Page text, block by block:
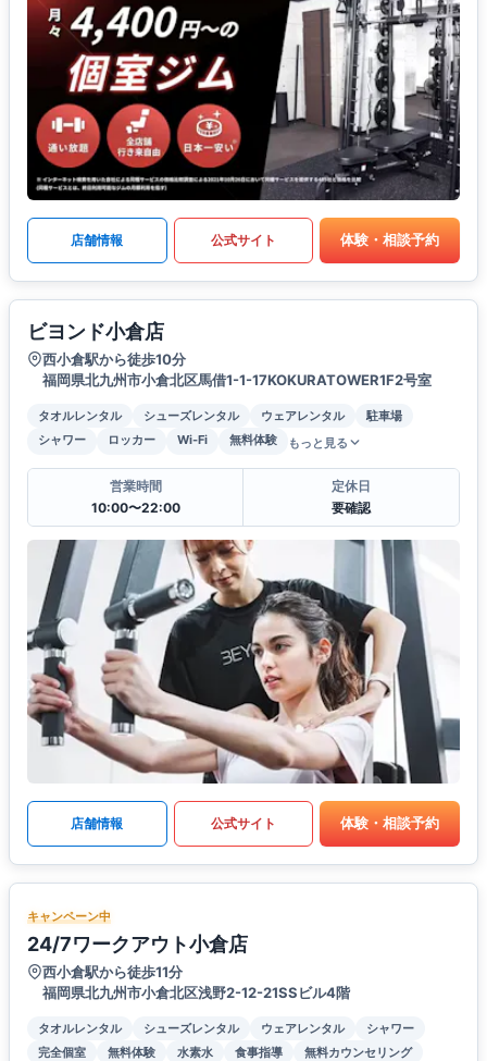
店舗情報 公式サイト 体験・相談予約
ビヨンド小倉店
西小倉駅から徒歩10分
福岡県北九州市小倉北区馬借1-1-17KOKURATOWER1F2号室
タオルレンタル シューズレンタル ウェアレンタル
駐車場
シャワー
ロッカー Wi-Fi 無料体験 もっと見る
営業時間
10:00〜22:00
定休日
要確認
店舗情報 公式サイト 体験・相談予約
キャンペーン中
24/7ワークアウト小倉店
西小倉駅から徒歩11分
福岡県北九州市小倉北区浅野2-12-21SSビル4階
タオルレンタル シューズレンタル ウェアレンタル
シャワー
完全個室
無料体験 水素水 食事指導 無料カウンセリング